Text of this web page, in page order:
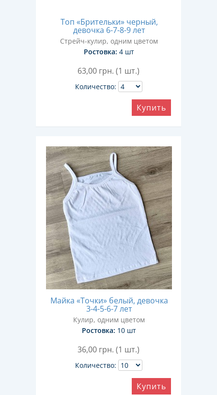
Топ «Брительки» черный,
девочка 6-7-8-9 лет
Стрейч-кулир, одним цветом
Ростовка: 4 шт
63,00 грн. (1 шт.)
Количество:
Купить
Майка «Точки» белый, девочка
3-4-5-6-7 лет
Кулир, одним цветом
Ростовка: 10 шт
36,00 грн. (1 шт.)
Количество:
Купить